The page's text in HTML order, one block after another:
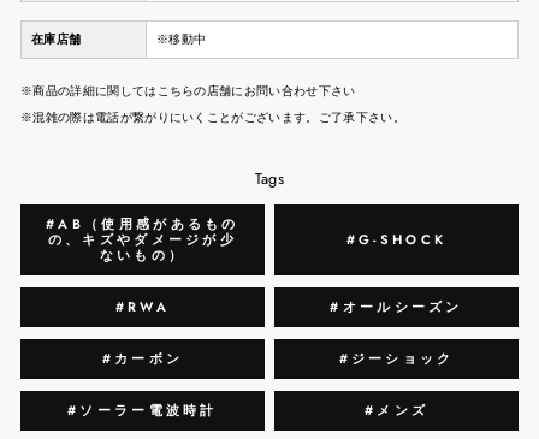
在庫店舗 ※移動中
※商品の詳細に関してはこちらの店舗にお問い合わせ下さい
※混雑の際は電話が繋がりにいくことがございます。ご了承下さい。
Tags
#AB（使用感があるもの
の、キズやダメージが少
ないもの）
#G-SHOCK
#RWA #オールシーズン
#カーボン #ジーショック
#ソーラー電波時計 #メンズ